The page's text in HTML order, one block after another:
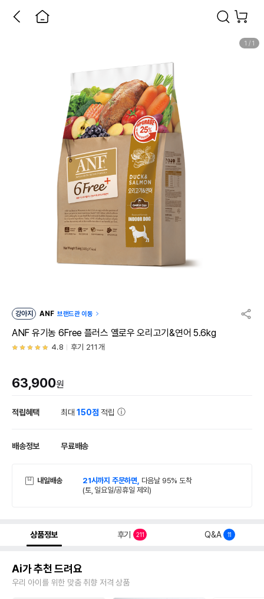
1 / 1
강아지 ANF 브랜드관 이동
ANF 유기농 6Free 플러스 옐로우 오리고기&연어 5.6kg
4.8 후기 211개
63,900원
적립혜택 최대150점 적립
배송정보 무료배송
내일배송 21시까지 주문하면, 다음날 95% 도착
(토, 일요일/공휴일 제외)
상품정보 후기 211 Q&A 11
Ai가 추천 드려요
우리 아이를 위한 맞춤 취향 저격 상품